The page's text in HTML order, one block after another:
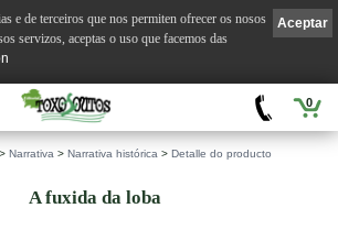
0
> Narrativa > Narrativa histórica > Detalle do producto
A fuxida da loba
Aceptar
e de terceiros que nos permiten ofrecer os nosos
servizos, aceptas o uso que facemos das